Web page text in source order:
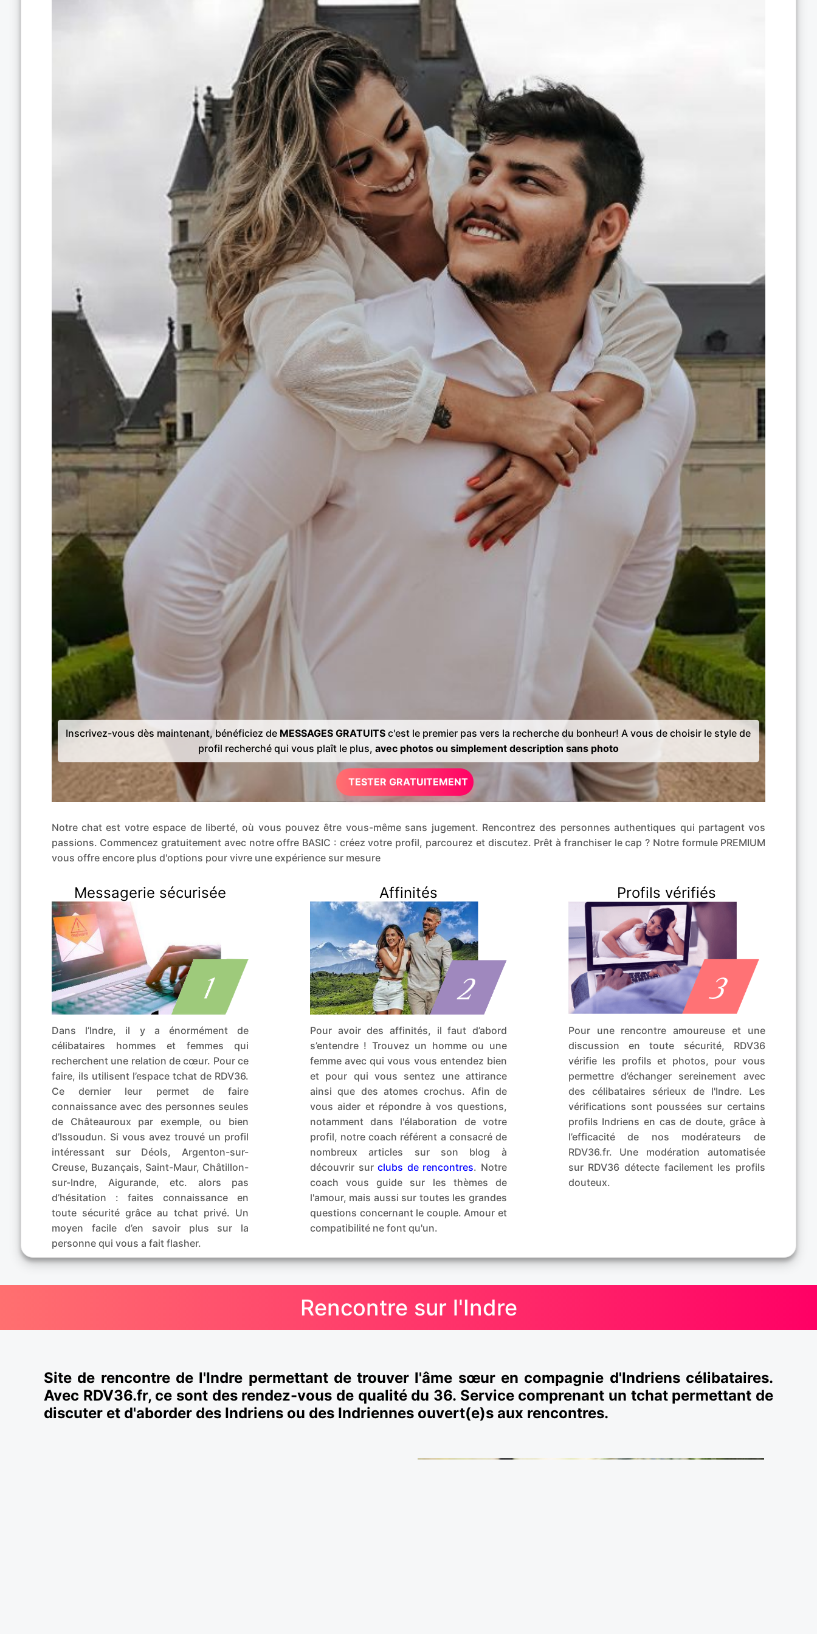
Inscrivez-vous dès maintenant, bénéficiez de MESSAGES GRATUITS c'est le premier pas vers la recherche du bonheur! A vous de choisir le style de
profil recherché qui vous plaît le plus, avec photos ou simplement description sans photo
TESTER GRATUITEMENT
Notre chat est votre espace de liberté, où vous pouvez être vous-même sans jugement. Rencontrez des personnes authentiques qui partagent vos
passions. Commencez gratuitement avec notre offre BASIC : créez votre profil, parcourez et discutez. Prêt à franchiser le cap ? Notre formule PREMIUM
vous offre encore plus d'options pour vivre une expérience sur mesure
Messagerie sécurisée
Dans l’Indre, il y a énormément de
célibataires hommes et femmes qui
recherchent une relation de cœur. Pour ce
faire, ils utilisent l’espace tchat de RDV36.
Ce dernier leur permet de faire
connaissance avec des personnes seules
de Châteauroux par exemple, ou bien
d’Issoudun. Si vous avez trouvé un profil
intéressant sur Déols, Argenton-sur-
Creuse, Buzançais, Saint-Maur, Châtillon-
sur-Indre, Aigurande, etc. alors pas
d’hésitation : faites connaissance en
toute sécurité grâce au tchat privé. Un
moyen facile d’en savoir plus sur la
personne qui vous a fait flasher.
Affinités
Pour avoir des affinités, il faut d’abord
s’entendre ! Trouvez un homme ou une
femme avec qui vous vous entendez bien
et pour qui vous sentez une attirance
ainsi que des atomes crochus. Afin de
vous aider et répondre à vos questions,
notamment dans l'élaboration de votre
profil, notre coach référent a consacré de
nombreux articles sur son blog à
découvrir surclubs de rencontres. Notre
coach vous guide sur les thèmes de
l'amour, mais aussi sur toutes les grandes
questions concernant le couple. Amour et
compatibilité ne font qu'un.
Profils vérifiés
Pour une rencontre amoureuse et une
discussion en toute sécurité, RDV36
vérifie les profils et photos, pour vous
permettre d’échanger sereinement avec
des célibataires sérieux de l'Indre. Les
vérifications sont poussées sur certains
profils Indriens en cas de doute, grâce à
l’efficacité de nos modérateurs de
RDV36.fr. Une modération automatisée
sur RDV36 détecte facilement les profils
douteux.
Rencontre sur l'Indre
Site de rencontre de l'Indre permettant de trouver l'âme sœur en compagnie d'Indriens célibataires.
Avec RDV36.fr, ce sont des rendez-vous de qualité du 36. Service comprenant un tchat permettant de
discuter et d'aborder des Indriens ou des Indriennes ouvert(e)s aux rencontres.